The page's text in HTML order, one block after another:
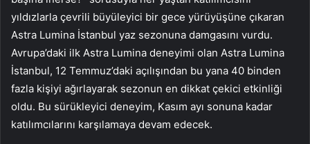
yıldızlarla çevrili büyüleyici bir gece yürüyüşüne çıkaran
Astra Lumina İstanbul yaz sezonuna damgasını vurdu.
Avrupa’daki ilk Astra Lumina deneyimi olan Astra Lumina
İstanbul, 12 Temmuz’daki açılışından bu yana 40 binden
fazla kişiyi ağırlayarak sezonun en dikkat çekici etkinliği
oldu. Bu sürükleyici deneyim, Kasım ayı sonuna kadar
katılımcılarını karşılamaya devam edecek.